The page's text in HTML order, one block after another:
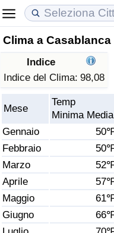
Clima a Casablanca
Indice
Indice del Clima: 98,08
Mese
Temp
Minima Media
Gennaio
Febbraio
Marzo
Aprile
Maggio
Giugno
Costo della vita
Indice Del Costo Della
Indice Del Costo Della
Indice del Costo della
ad Aqaba
Prezzi degli immobili
Indice del Prezzo delle
Indice del Prezzo
Indice del Prezzo delle
Qualità della Vita
Indice della Qualità
Indice della Qualità
Indice della qualità
Criminalità
Indice del Tasso di
Indice della Criminalità